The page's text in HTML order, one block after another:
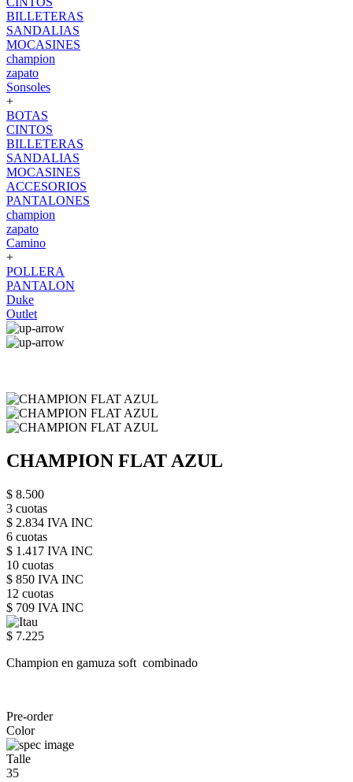
BILLETERAS
SANDALIAS
MOCASINES
champion
zapato
Sonsoles
+
BOTAS
CINTOS
BILLETERAS
SANDALIAS
MOCASINES
ACCESORIOS
PANTALONES
champion
zapato
Camino
+
POLLERA
PANTALON
Duke
Outlet
CHAMPION FLAT AZUL
$ 8.500
3 cuotas
$ 2.834 IVA INC
6 cuotas
$ 1.417 IVA INC
10 cuotas
$ 850 IVA INC
12 cuotas
$ 709 IVA INC
$ 7.225
Champion en gamuza soft combinado
Pre-order
Color
Talle
35